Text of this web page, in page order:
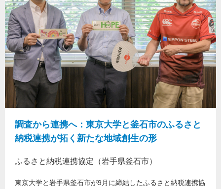
調査から連携へ：東京大学と釜石市のふるさと
納税連携が拓く新たな地域創生の形
ふるさと納税連携協定（岩手県釜石市）
東京大学と岩手県釜石市が9月に締結したふるさと納税連携協